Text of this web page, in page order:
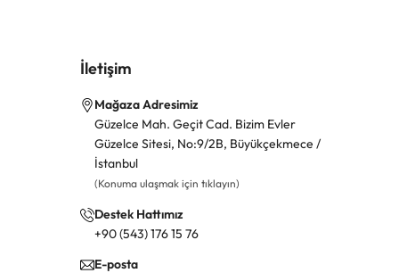
İletişim
Mağaza Adresimiz
Güzelce Mah. Geçit Cad. Bizim Evler
Güzelce Sitesi, No:9/2B, Büyükçekmece /
İstanbul
(Konuma ulaşmak için tıklayın)
Destek Hattımız
+90 (543) 176 15 76
E-posta